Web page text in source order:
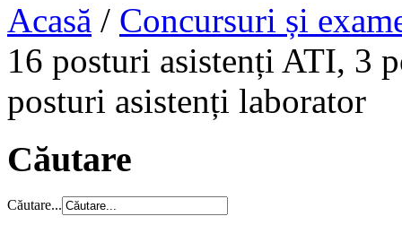
Acasă / Concursuri și
16 posturi asistenți ATI, 3
posturi asistenți laborator
Căutare
Căutare...